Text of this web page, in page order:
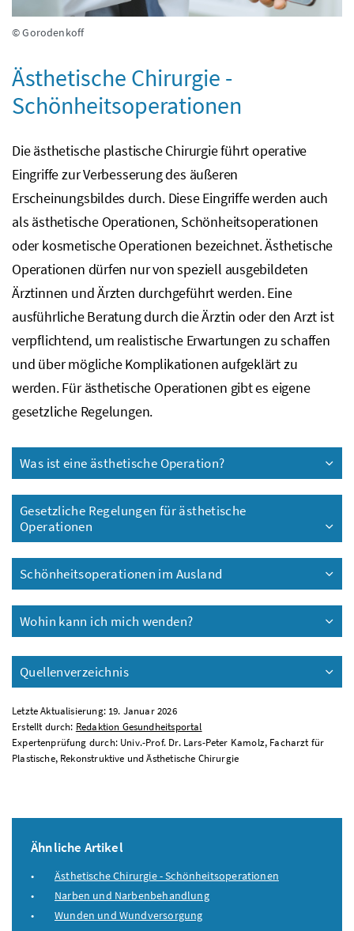
© Gorodenkoff
Ästhetische Chirurgie -
Schönheitsoperationen
Die ästhetische plastische Chirurgie führt operative
Eingriffe zur Verbesserung des äußeren
Erscheinungsbildes durch. Diese Eingriffe werden auch
als ästhetische Operationen, Schönheitsoperationen
oder kosmetische Operationen bezeichnet. Ästhetische
Operationen dürfen nur von speziell ausgebildeten
Ärztinnen und Ärzten durchgeführt werden. Eine
ausführliche Beratung durch die Ärztin oder den Arzt ist
verpflichtend, um realistische Erwartungen zu schaffen
und über mögliche Komplikationen aufgeklärt zu
werden. Für ästhetische Operationen gibt es eigene
gesetzliche Regelungen.
Was ist eine ästhetische Operation?
Gesetzliche Regelungen für ästhetische
Operationen
Schönheitsoperationen im Ausland
Wohin kann ich mich wenden?
Quellenverzeichnis
Letzte Aktualisierung: 19. Januar 2026
Erstellt durch: Redaktion Gesundheitsportal
Expertenprüfung durch: Univ.-Prof. Dr. Lars-Peter Kamolz, Facharzt für
Plastische, Rekonstruktive und Ästhetische Chirurgie
Ähnliche Artikel
Ästhetische Chirurgie - Schönheitsoperationen
Narben und Narbenbehandlung
Wunden und Wundversorgung